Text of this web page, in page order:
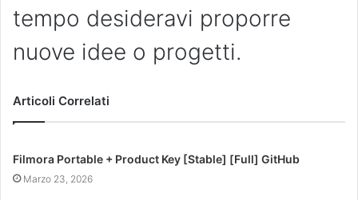
tempo desideravi proporre
nuove idee o progetti.
Articoli Correlati
Filmora Portable + Product Key [Stable] [Full] GitHub
Marzo 23, 2026